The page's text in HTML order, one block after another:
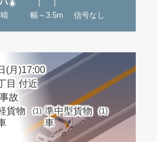
晴 幅～3.5m 信号なし
(月)17:00
目 付近
故
貨物
(1) 準中型貨物
車
(1)